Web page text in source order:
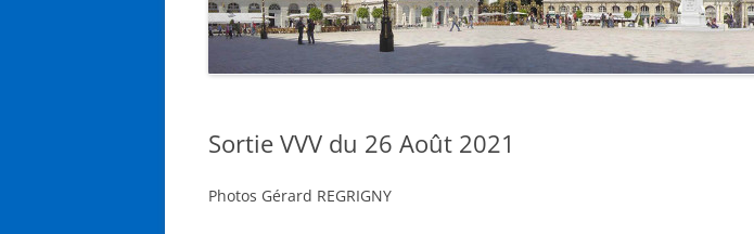
Sortie VVV du 26 Août 2021
Photos Gérard REGRIGNY